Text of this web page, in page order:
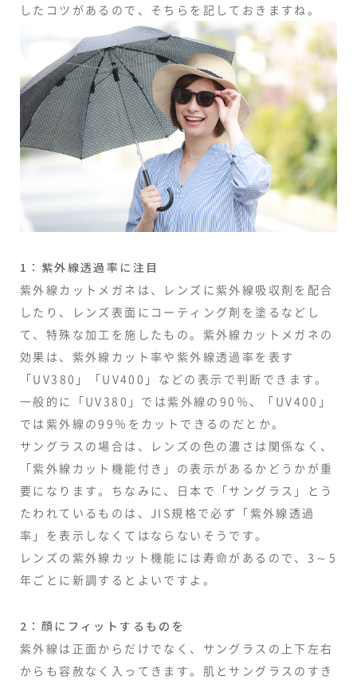
したコツがあるので、そちらを記しておきますね。
1：紫外線透過率に注目
紫外線カットメガネは、レンズに紫外線吸収剤を配合
したり、レンズ表面にコーティング剤を塗るなどし
て、特殊な加工を施したもの。紫外線カットメガネの
効果は、紫外線カット率や紫外線透過率を表す
「UV380」「UV400」などの表示で判断できます。
一般的に「UV380」では紫外線の90％、「UV400」
では紫外線の99％をカットできるのだとか。
サングラスの場合は、レンズの色の濃さは関係なく、
「紫外線カット機能付き」の表示があるかどうかが重
要になります。ちなみに、日本で「サングラス」とう
たわれているものは、JIS規格で必ず「紫外線透過
率」を表示しなくてはならないそうです。
レンズの紫外線カット機能には寿命があるので、3～5
年ごとに新調するとよいですよ。
2：顔にフィットするものを
紫外線は正面からだけでなく、サングラスの上下左右
からも容赦なく入ってきます。肌とサングラスのすき